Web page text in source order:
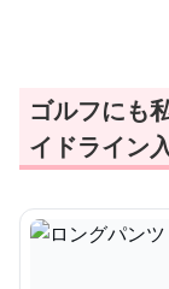
ゴルフにも
イドライン